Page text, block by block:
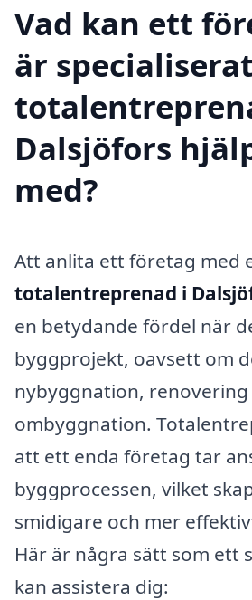
Vad kan ett
är
Dalsjöfors
med?
Att anlita ett företag med
totalentreprenad i
en betydande fördel när
byggprojekt, oavsett om
nybyggnation,
ombyggnation.
att ett enda företag tar
byggprocessen, vilket
smidigare och mer
Här är några sätt som ett
kan assistera dig: